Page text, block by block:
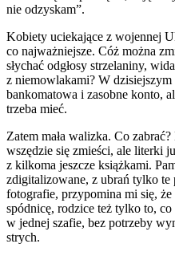
nie odzyskam”.
Kobiety uciekające z wojennej
co najważniejsze. Cóż można
słychać odgłosy strzelaniny,
z niemowlakami? W
bankomatowa i zasobne konto,
trzeba mieć.
Zatem mała walizka. Co
wszędzie się zmieści, ale literki
z kilkoma jeszcze książkami.
zdigitalizowane, z ubrań tylko te
fotografie, przypomina mi się,
spódnicę, rodzice też tylko to,
w jednej szafie, bez potrzeby
strych.